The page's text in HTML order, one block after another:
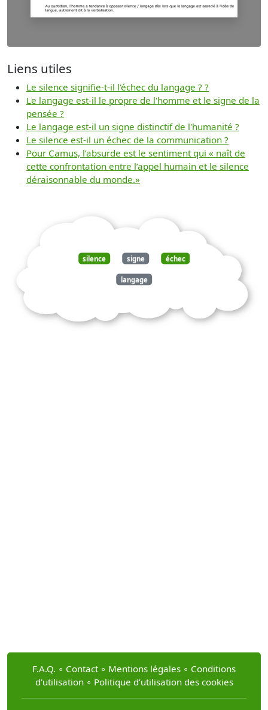
Liens utiles
Le silence signifie-t-il l'échec du langage ? ?
Le langage est-il le propre de l'homme et le signe de la
pensée ?
Le langage est-il un signe distinctif de l'humanité ?
Le silence est-il un échec de la communication ?
Pour Camus, l’absurde est le sentiment qui « naît de
cette confrontation entre l’appel humain et le silence
déraisonnable du monde.»
silence signe échec
langage
F.A.Q. ∘ Contact ∘ Mentions légales ∘ Conditions
d'utilisation∘ Politique d’utilisation des cookies